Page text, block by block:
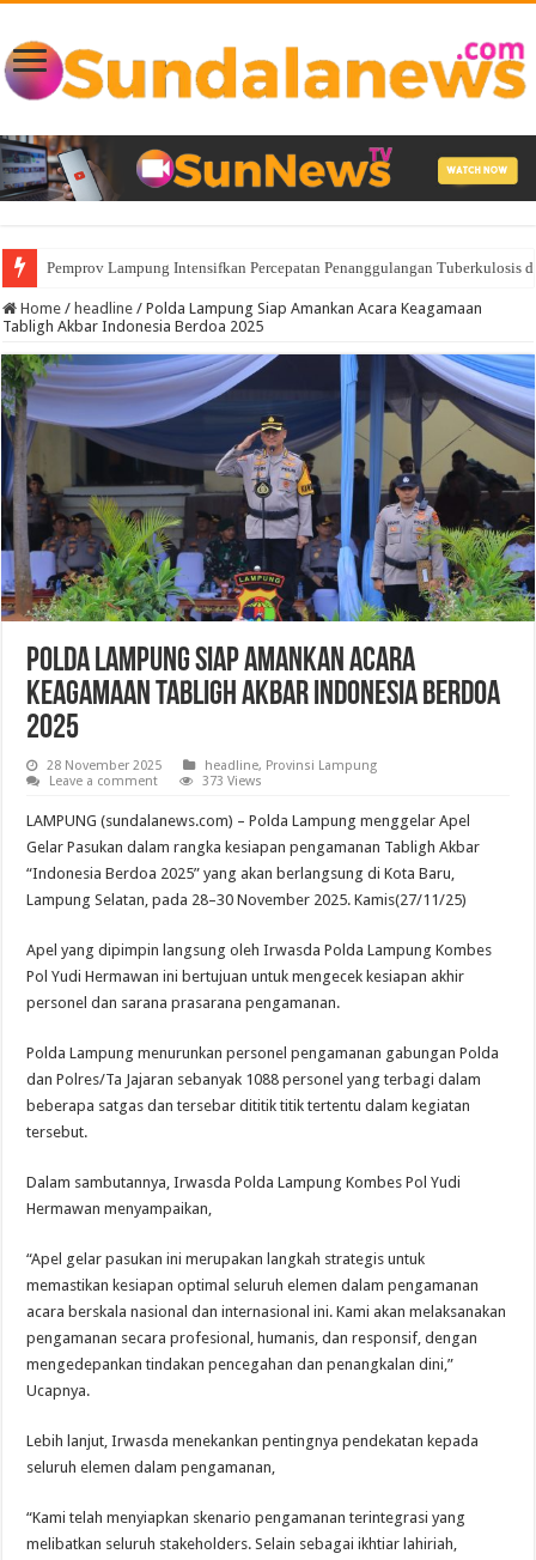
Pemprov Lampung Intensifkan Percepatan Penanggulangan Tuberkulosis
Home / headline / Polda Lampung Siap Amankan Acara Keagamaan
Tabligh Akbar Indonesia Berdoa 2025
Polda Lampung Siap Amankan Acara
Keagamaan Tabligh Akbar Indonesia Berdoa
2025
28 November 2025 headline, Provinsi Lampung
Leave a comment
373 Views
LAMPUNG (sundalanews.com) – Polda Lampung menggelar Apel
Gelar Pasukan dalam rangka kesiapan pengamanan Tabligh Akbar
“Indonesia Berdoa 2025” yang akan berlangsung di Kota Baru,
Lampung Selatan, pada 28–30 November 2025. Kamis(27/11/25)
Apel yang dipimpin langsung oleh Irwasda Polda Lampung Kombes
Pol Yudi Hermawan ini bertujuan untuk mengecek kesiapan akhir
personel dan sarana prasarana pengamanan.
Polda Lampung menurunkan personel pengamanan gabungan Polda
dan Polres/Ta Jajaran sebanyak 1088 personel yang terbagi dalam
beberapa satgas dan tersebar dititik titik tertentu dalam kegiatan
tersebut.
Dalam sambutannya, Irwasda Polda Lampung Kombes Pol Yudi
Hermawan menyampaikan,
“Apel gelar pasukan ini merupakan langkah strategis untuk
memastikan kesiapan optimal seluruh elemen dalam pengamanan
acara berskala nasional dan internasional ini. Kami akan melaksanakan
pengamanan secara profesional, humanis, dan responsif, dengan
mengedepankan tindakan pencegahan dan penangkalan dini,”
Ucapnya.
Lebih lanjut, Irwasda menekankan pentingnya pendekatan kepada
seluruh elemen dalam pengamanan,
“Kami telah menyiapkan skenario pengamanan terintegrasi yang
melibatkan seluruh stakeholders. Selain sebagai ikhtiar lahiriah,